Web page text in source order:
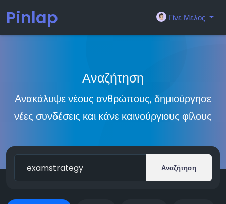
Pinlap Γίνε Μέλος
Αναζήτηση
Ανακάλυψε νέους ανθρώπους, δημιούργησε
νέες συνδέσεις και κάνε καινούργιους φίλους
Αναζήτηση